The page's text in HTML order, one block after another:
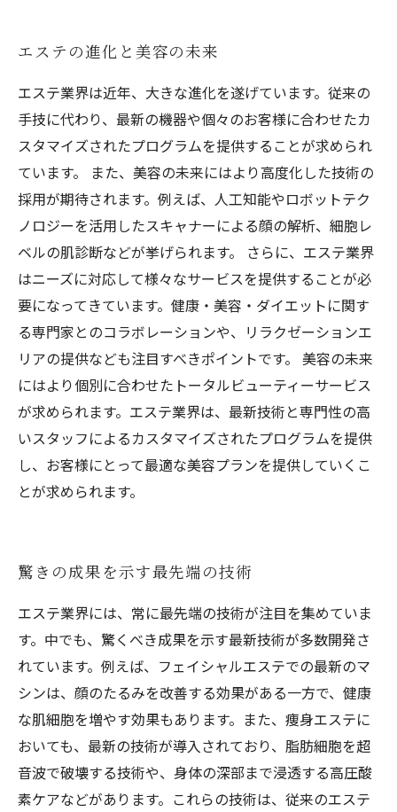
エステの進化と美容の未来
エステ業界は近年、大きな進化を遂げています。従来の
手技に代わり、最新の機器や個々のお客様に合わせたカ
スタマイズされたプログラムを提供することが求められ
ています。 また、美容の未来にはより高度化した技術の
採用が期待されます。例えば、人工知能やロボットテク
ノロジーを活用したスキャナーによる顔の解析、細胞レ
ベルの肌診断などが挙げられます。 さらに、エステ業界
はニーズに対応して様々なサービスを提供することが必
要になってきています。健康・美容・ダイエットに関す
る専門家とのコラボレーションや、リラクゼーションエ
リアの提供なども注目すべきポイントです。 美容の未来
にはより個別に合わせたトータルビューティーサービス
が求められます。エステ業界は、最新技術と専門性の高
いスタッフによるカスタマイズされたプログラムを提供
し、お客様にとって最適な美容プランを提供していくこ
とが求められます。
驚きの成果を示す最先端の技術
エステ業界には、常に最先端の技術が注目を集めていま
す。中でも、驚くべき成果を示す最新技術が多数開発さ
れています。例えば、フェイシャルエステでの最新のマ
シンは、顔のたるみを改善する効果がある一方で、健康
な肌細胞を増やす効果もあります。また、痩身エステに
おいても、最新の技術が導入されており、脂肪細胞を超
音波で破壊する技術や、身体の深部まで浸透する高圧酸
素ケアなどがあります。これらの技術は、従来のエステ